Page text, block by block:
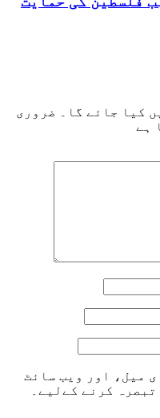
کیا جائے گا۔
ضروری
ہے
میل، اور ویب سائٹ
کرنے کےلیے۔